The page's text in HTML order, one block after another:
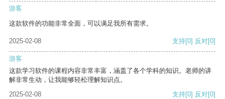
游客
这款软件的功能非常全面，可以满足我所有需求。
2025-02-08 支持[0] 反对[0]
游客
这款学习软件的课程内容非常丰富，涵盖了各个学科的知识。老师的讲
解非常生动，让我能够轻松理解知识点。
2025-02-08
支持[0] 反对[0]